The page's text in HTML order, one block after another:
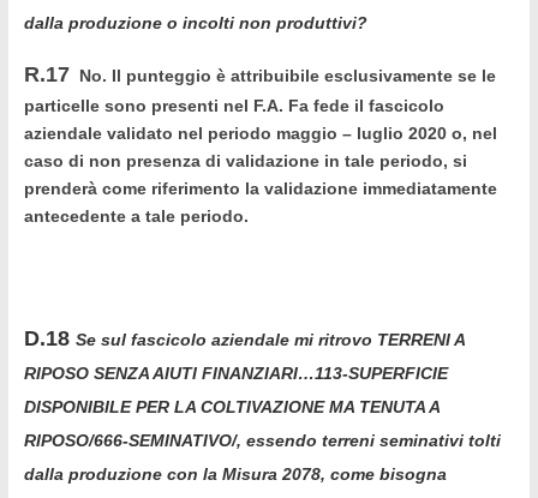
dalla produzione o incolti non produttivi?
R.17 No. Il punteggio è attribuibile esclusivamente se le
particelle sono presenti nel F.A. Fa fede il fascicolo
aziendale validato nel periodo maggio – luglio 2020 o, nel
caso di non presenza di validazione in tale periodo, si
prenderà come riferimento la validazione immediatamente
antecedente a tale periodo.
D.18 Se sul fascicolo aziendale mi ritrovo TERRENI A
RIPOSO SENZA AIUTI FINANZIARI…113-SUPERFICIE
DISPONIBILE PER LA COLTIVAZIONE MA TENUTA A
RIPOSO/666-SEMINATIVO/, essendo terreni seminativi tolti
dalla produzione con la Misura 2078, come bisogna